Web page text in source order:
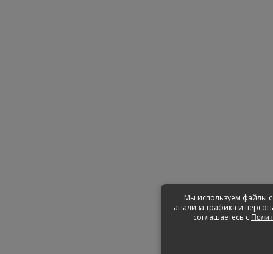
Мы используем файлы
анализа трафика и
соглашаетесь с